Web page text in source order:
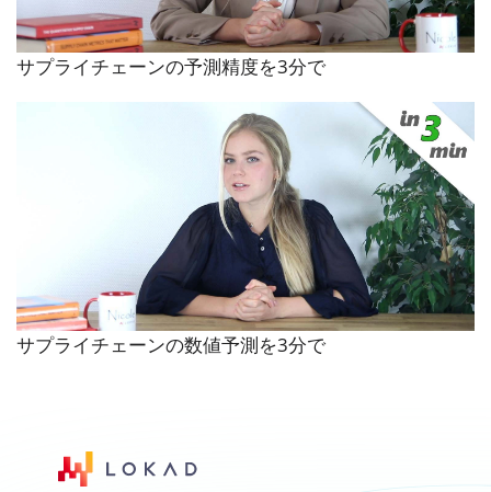
サプライチェーンの予測精度を3分で
サプライチェーンの数値予測を3分で